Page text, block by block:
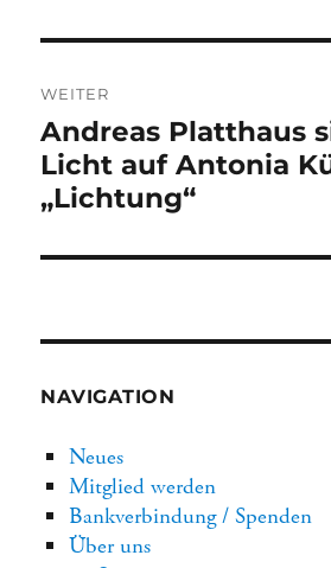
WEITER
Nächster
Beitrag:
Andreas Platthaus
Licht auf Antonia
„Lichtung“
NAVIGATION
Neues
Mitglied werden
Bankverbindung / Spenden
Über uns